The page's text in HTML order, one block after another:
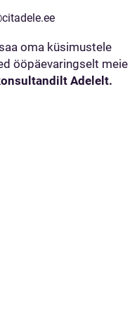
oma küsimustele
ööpäevaringselt meie
Adelelt.